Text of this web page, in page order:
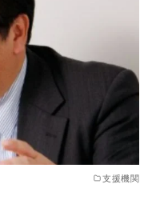
支援機関